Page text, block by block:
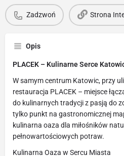
Zadzwoń Strona
Opis
PLACEK – Kulinarne Serce
W samym centrum Katowic, przy
restauracja PLACEK – miejsce
do kulinarnych tradycji z pasją do
tylko punkt na gastronomicznej
kulinarna oaza dla miłośników
pełnowartościowych potraw.
Kulinarna Oaza w Sercu Miasta